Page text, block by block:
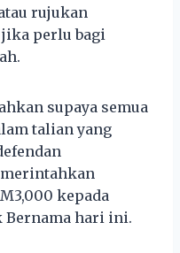
rujukan
perlu bagi
supaya semua
talian yang
kepada
Bernama hari ini.